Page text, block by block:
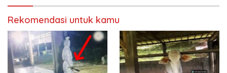
Rekomendasi untuk kamu